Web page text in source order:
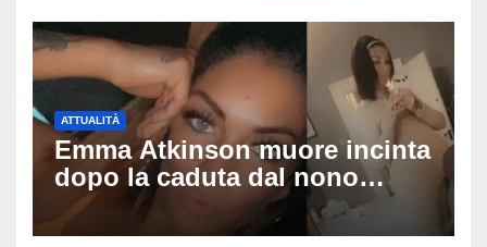
ATTUALITÀ
Emma Atkinson muore incinta
dopo la caduta dal nono
piano: la figlia nasce 30
minuti dopo e sta bene